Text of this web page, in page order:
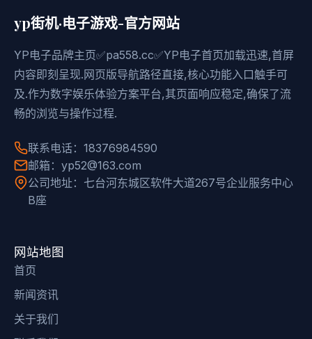
yp街机·电子游戏-官方网站
YP电子品牌主页✅pa558.cc✅YP电子首页加载迅速,首屏
内容即刻呈现.网页版导航路径直接,核心功能入口触手可
及.作为数字娱乐体验方案平台,其页面响应稳定,确保了流
畅的浏览与操作过程.
联系电话：18376984590
邮箱：yp52@163.com
公司地址：七台河东城区软件大道267号企业服务中心
B座
网站地图
首页
新闻资讯
关于我们